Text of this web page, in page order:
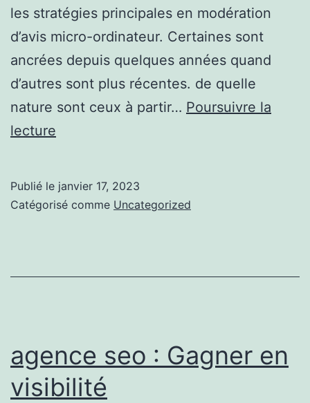
les stratégies principales en modération
d’avis micro-ordinateur. Certaines sont
ancrées depuis quelques années quand
d’autres sont plus récentes. de quelle
nature sont ceux à partir… Poursuivre la
lecture
web
Publié le janvier 17, 2023
Catégorisé comme Uncategorized
agence seo : Gagner en
visibilité